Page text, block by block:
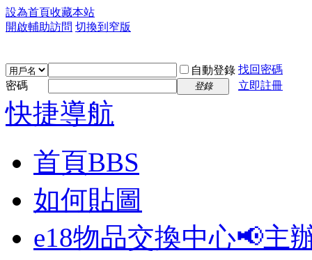
設為首頁收藏本站
開啟輔助訪問 切換到窄版
自動登錄 找回密碼
密碼
登錄 立即註冊
快捷導航
首頁BBS
如何貼圖
e18物品交換中心📢主